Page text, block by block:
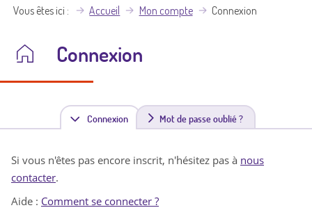
Vous êtes ici Accueil Mon compte Connexion
Connexion
Connexion(
n
Mot de passe oublié ?
Si vous n'êtes pas encore inscrit, n'hésitez pas à nous
contacter.
Aide : Comment se connecter ?